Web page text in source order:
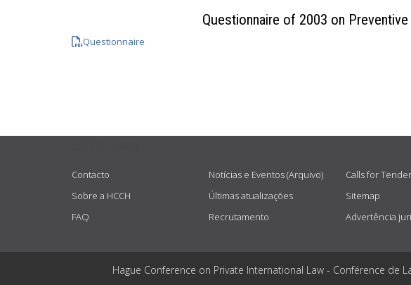
Questionnaire of 2003 on
Questionnaire
Contacto
Sobre a HCCH
FAQ
Notícias e Eventos (Arquivo)
Últimas atualizações
Recrutamento
Calls for Tender
Sitemap
Advertência
Hague Conference on Private International Law - Conférence de